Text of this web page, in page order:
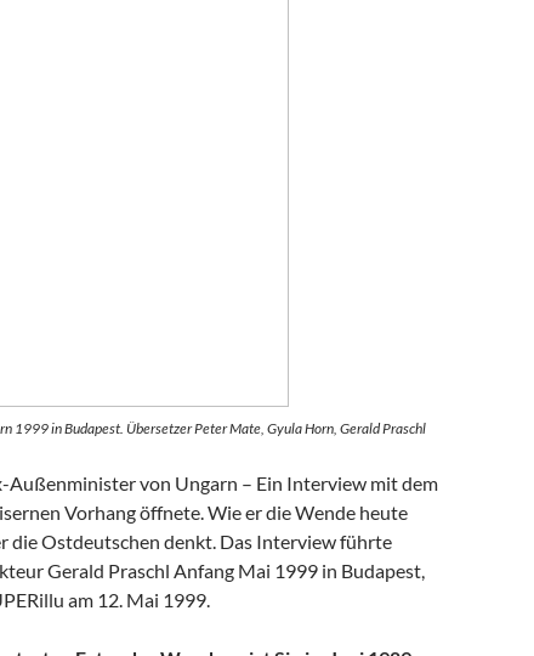
1999 in Budapest. Übersetzer Peter Mate, Gyula Horn, Gerald Praschl
Außenminister von Ungarn – Ein Interview mit dem
Vorhang öffnete. Wie er die Wende heute
die Ostdeutschen denkt. Das Interview führte
Gerald Praschl Anfang Mai 1999 in Budapest,
am 12. Mai 1999.